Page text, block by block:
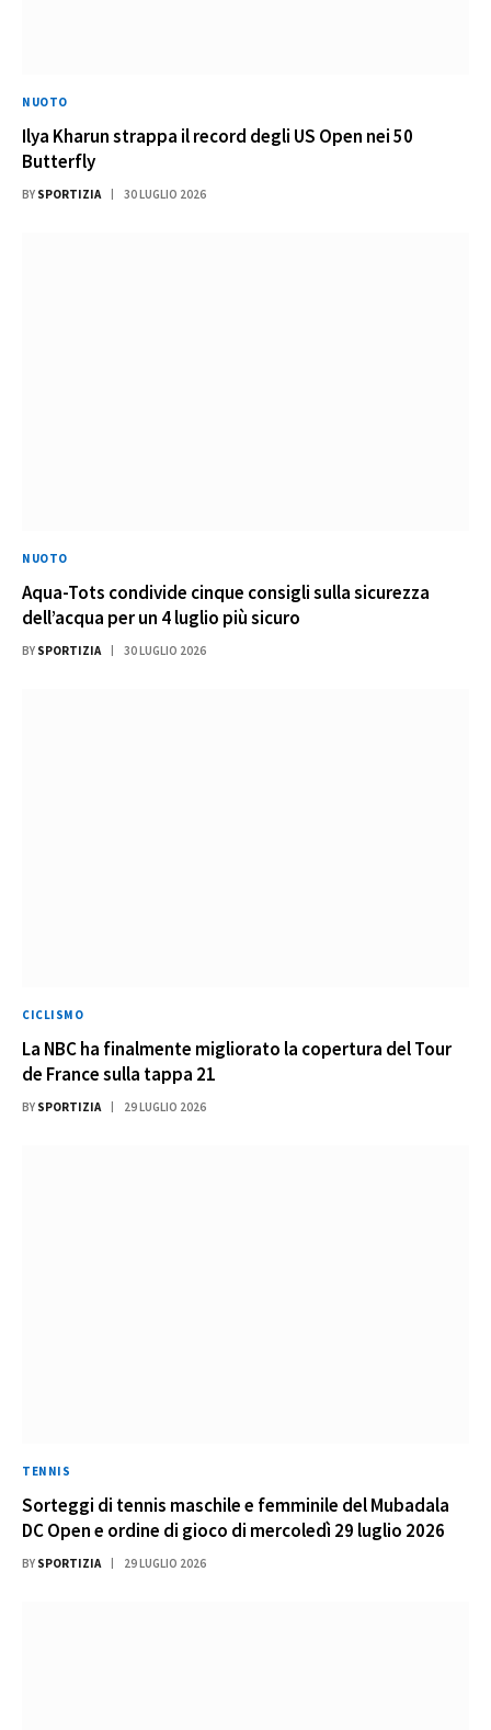
NUOTO
Ilya Kharun strappa il record degli US Open nei 50
Butterfly
BY SPORTIZIA 30 LUGLIO 2026
NUOTO
Aqua-Tots condivide cinque consigli sulla sicurezza
dell’acqua per un 4 luglio più sicuro
BY SPORTIZIA 30 LUGLIO 2026
CICLISMO
La NBC ha finalmente migliorato la copertura del Tour
de France sulla tappa 21
BY SPORTIZIA 29 LUGLIO 2026
TENNIS
Sorteggi di tennis maschile e femminile del Mubadala
DC Open e ordine di gioco di mercoledì 29 luglio 2026
BY SPORTIZIA 29 LUGLIO 2026